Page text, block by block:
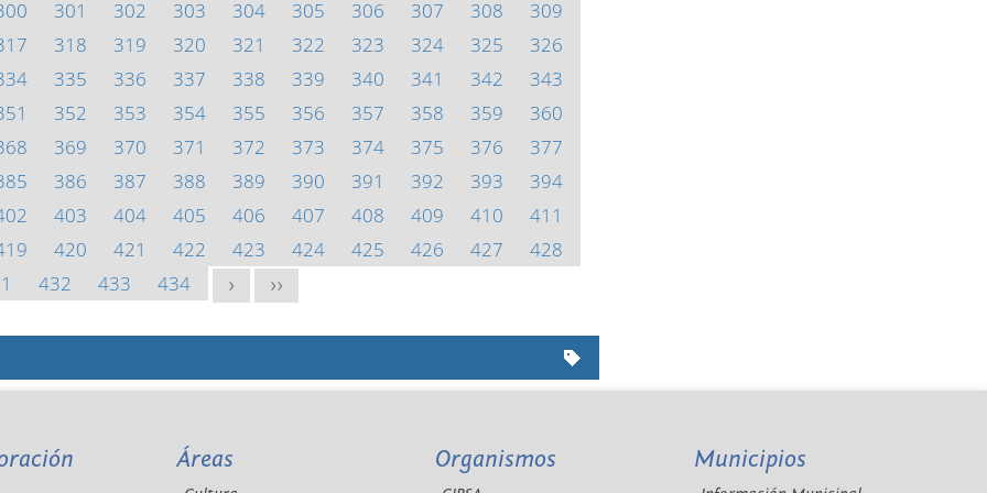
301 302 303 304 305 306 307 308
309
318 319 320 321 322 323 324 325
326
335 336 337 338 339 340 341 342
343
352 353 354 355 356 357 358 359
360
369 370 371 372 373 374 375 376
377
386 387 388 389 390 391 392 393
394
403 404 405 406 407 408 409 410
411
420 421 422 423 424 425 426 427
428
432 433 434 > >>
Áreas Organismos Municipios